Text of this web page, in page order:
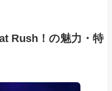
Rush！の魅力・特